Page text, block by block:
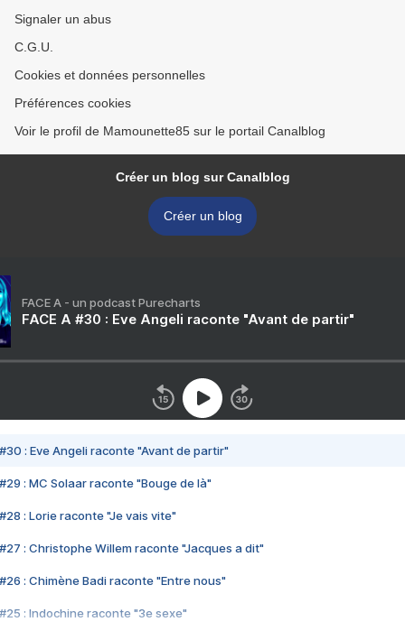
Signaler un abus
C.G.U.
Cookies et données personnelles
Préférences cookies
Voir le profil de Mamounette85 sur le portail Canalblog
Créer un blog sur Canalblog
Créer un blog
FACE A - un podcast Purecharts
FACE A #30 : Eve Angeli raconte "Avant de partir"
#30 : Eve Angeli raconte "Avant de partir"
#29 : MC Solaar raconte "Bouge de là"
#28 : Lorie raconte "Je vais vite"
#27 : Christophe Willem raconte "Jacques a dit"
#26 : Chimène Badi raconte "Entre nous"
#25 : Indochine raconte "3e sexe"